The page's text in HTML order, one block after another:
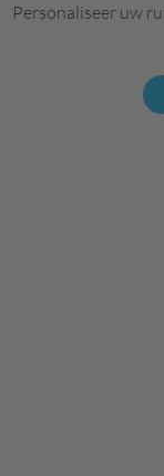
Personaliseer uw